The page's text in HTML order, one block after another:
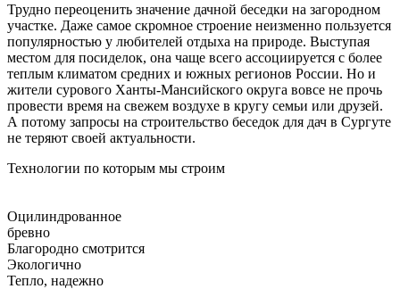
Трудно переоценить значение дачной беседки на загородном
участке. Даже самое скромное строение неизменно пользуется
популярностью у любителей отдыха на природе. Выступая
местом для посиделок, она чаще всего ассоциируется с более
теплым климатом средних и южных регионов России. Но и
жители сурового Ханты-Мансийского округа вовсе не прочь
провести время на свежем воздухе в кругу семьи или друзей.
А потому запросы на строительство беседок для дач в Сургуте
не теряют своей актуальности.
Технологии по которым мы строим
Оцилиндрованное
бревно
Благородно смотрится
Экологично
Тепло, надежно